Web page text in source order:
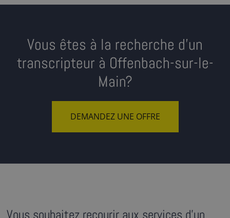
Vous êtes à la recherche d’un
transcripteur à Offenbach-sur-le-
Main?
DEMANDEZ UNE OFFRE
Vous souhaitez recourir aux services d'un